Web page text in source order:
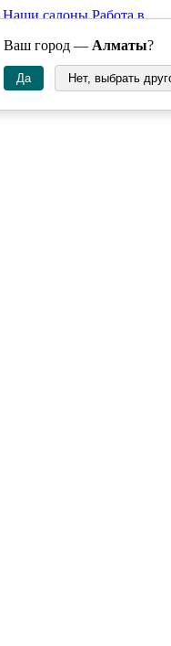
Ваш город — Алматы?
Да Нет, выбрать
Наши салоны Работа в